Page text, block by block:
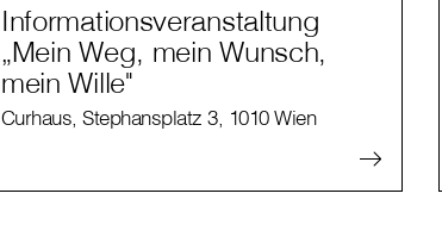
Informationsveranstaltung
„Mein Weg, mein Wunsch,
mein Wille"
Curhaus, Stephansplatz 3, 1010 Wien